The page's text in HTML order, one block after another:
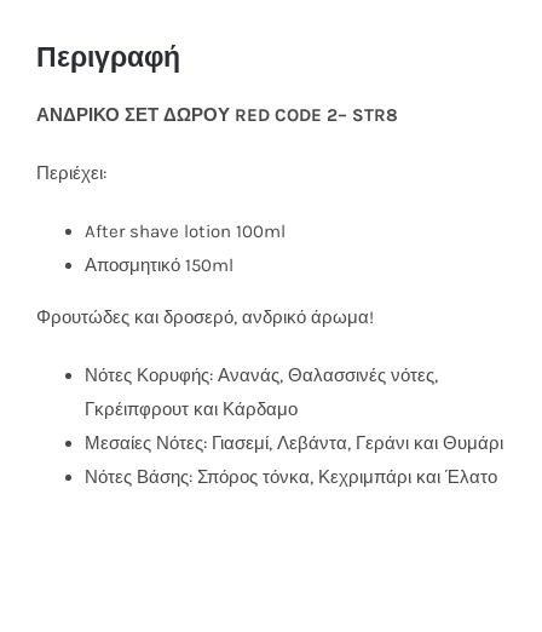
Περιγραφή
ΑΝΔΡΙΚΟ ΣΕΤ ΔΩΡΟΥ RED CODE 2– STR8
Περιέχει:
After shave lotion 100ml
Αποσμητικό 150ml
Φρουτώδες και δροσερό, ανδρικό άρωμα!
Νότες Κορυφής: Ανανάς, Θαλασσινές νότες,
Γκρέιπφρουτ και Κάρδαμο
Μεσαίες Νότες: Γιασεμί, Λεβάντα, Γεράνι και Θυμάρι
Νότες Βάσης: Σπόρος τόνκα, Κεχριμπάρι και Έλατο